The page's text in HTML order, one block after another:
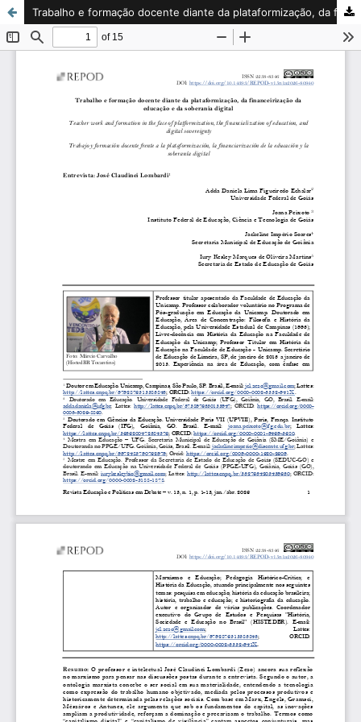
Trabalho e formação docente diante da plataformização, da financeirização da educação e da soberania digital